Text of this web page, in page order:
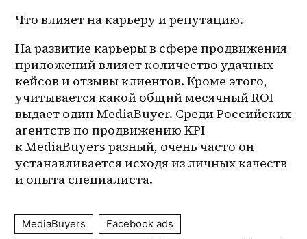
Что влияет на карьеру и репутацию.
На развитие карьеры в сфере продвижения
приложений влияет количество удачных
кейсов и отзывы клиентов. Кроме этого,
учитывается какой общий месячный ROI
выдает один MediaBuyer. Среди Российских
агентств по продвижению KPI
к MediaBuyers разный, очень часто он
устанавливается исходя из личных качеств
и опыта специалиста.
MediaBuyers
Facebook ads